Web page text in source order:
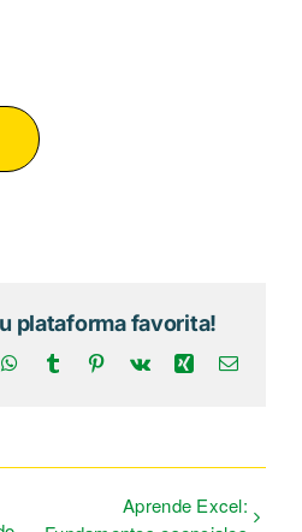
plataforma favorita!
WhatsApp
Tumblr Pinterest
Vk XingCorreo
Aprende Excel: